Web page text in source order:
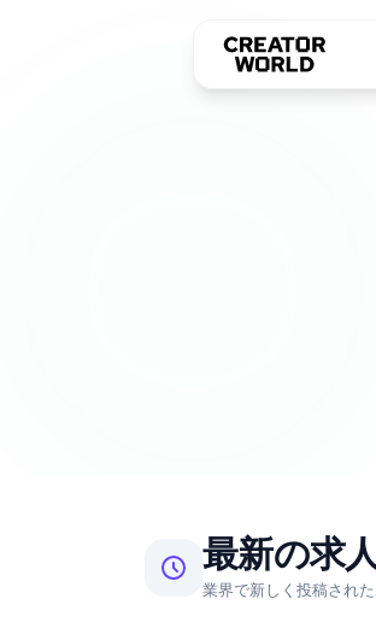
最新の求
業界で新しく投稿され